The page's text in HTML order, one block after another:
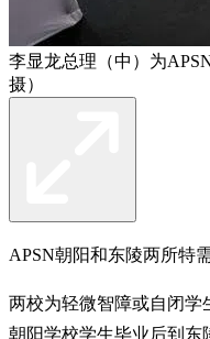
李显龙总理（中）为
摄）
APSN朝阳和东陵两所特
两校为轻微智障或自闭学
朝阳学校学生毕业后到东